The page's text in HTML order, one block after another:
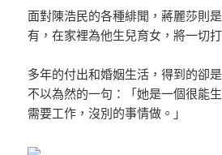
面對陳浩民的各種緋聞，蔣麗莎則
有，在家裡為他生兒育女，將一切
多年的付出和婚姻生活，得到的卻
不以為然的一句：「她是一個很能
需要工作，沒別的事情做。」